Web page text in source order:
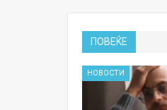
ПОВЕЌЕ
НОВОСТИ